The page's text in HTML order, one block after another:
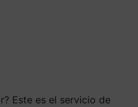
Este es el servicio de